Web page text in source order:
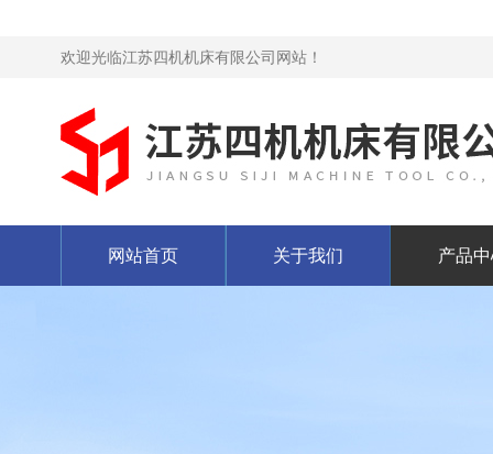
欢迎光临江苏四机机床有限公司网站！
网站首页 关于我们 产品